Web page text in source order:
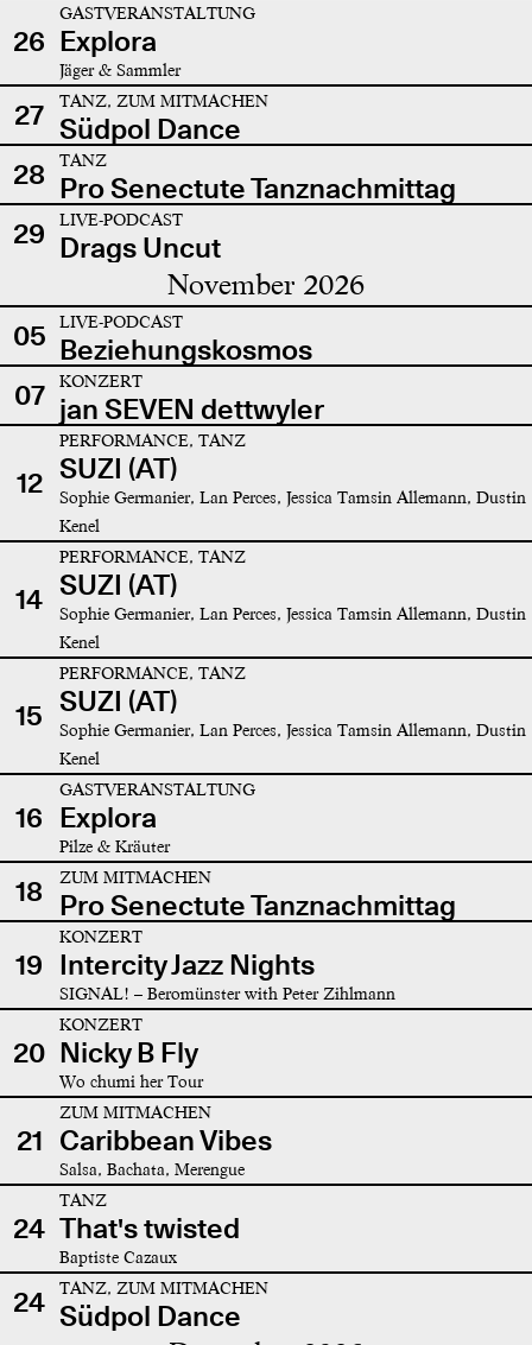
26
GASTVERANSTALTUNG
Explora
Jäger & Sammler
27 TANZ, ZUM MITMACHEN
Südpol Dance
28
TANZ
Pro Senectute Tanznachmittag
29
LIVE-PODCAST
Drags Uncut
November 2026
05 LIVE-PODCAST
Beziehungskosmos
07
KONZERT
jan SEVEN dettwyler
12
PERFORMANCE, TANZ
SUZI (AT)
Sophie Germanier, Lan Perces, Jessica Tamsin Allemann, Dustin
Kenel
14
PERFORMANCE, TANZ
SUZI (AT)
Sophie Germanier, Lan Perces, Jessica Tamsin Allemann, Dustin
Kenel
15
PERFORMANCE, TANZ
SUZI (AT)
Sophie Germanier, Lan Perces, Jessica Tamsin Allemann, Dustin
Kenel
16
GASTVERANSTALTUNG
Explora
Pilze & Kräuter
18 ZUM MITMACHEN
Pro Senectute Tanznachmittag
19
KONZERT
Intercity Jazz Nights
SIGNAL! – Beromünster with Peter Zihlmann
20
KONZERT
Nicky B Fly
Wo chumi her Tour
21
ZUM MITMACHEN
Caribbean Vibes
Salsa, Bachata, Merengue
24
TANZ
That's twisted
Baptiste Cazaux
24 TANZ, ZUM MITMACHEN
Südpol Dance